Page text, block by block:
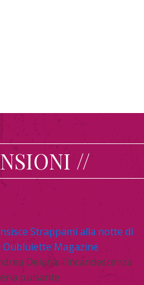
//
Strappami alla notte di
Oubluiette Magazine
Deiana: l’incandescenza
pulsante